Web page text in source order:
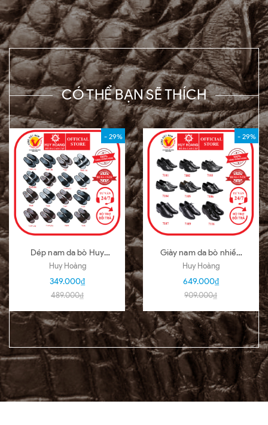
CÓ THỂ BẠN SẼ THÍCH
- 29%
Dép nam da bò Huy
Hoàng nhiều loại nhiều
màu HD7140-51
Huy Hoàng
349.000₫
489.000₫
- 29%
Giày nam da bò nhiều
loại màu đen HD7101-
02-03-04-05-06-07-
09-16
Huy Hoàng
649.000₫
909.000₫